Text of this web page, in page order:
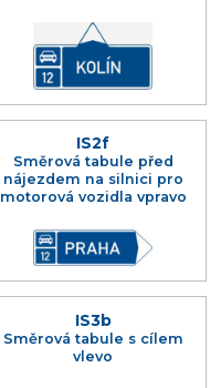
IS2f
Směrová tabule před
nájezdem na silnici pro
motorová vozidla vpravo
IS3b
Směrová tabule s cílem
vlevo